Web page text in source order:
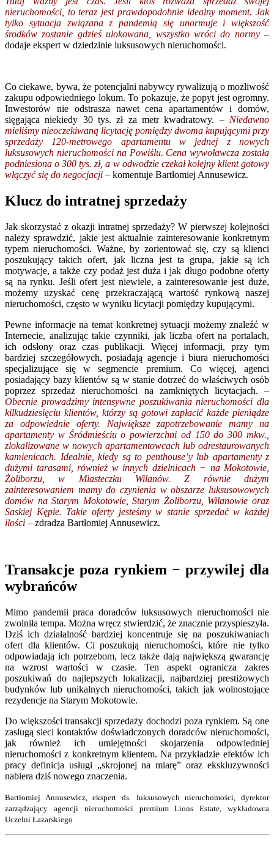
nieruchomości, to teraz jest prawdopodobnie idealny moment. Jak
tylko sytuacja związana z pandemią się unormuje i większość
środków zostanie gdzieś ulokowana, wszystko wróci do normy –
dodaje ekspert w dziedzinie luksusowych nieruchomości.
Co ciekawe, bywa, że potencjalni nabywcy rywalizują o możliwość
zakupu odpowiedniego lokum. To pokazuje, że popyt jest ogromny.
Inwestorów nie odstrasza nawet cena apartamentów i domów,
sięgająca niekiedy 30 tys. zł za metr kwadratowy. –Niedawno
mieliśmy nieoczekiwaną licytację pomiędzy dwoma kupującymi przy
sprzedaży 120-metrowego apartamentu w jednej z nowych
luksusowych nieruchomości na Powiślu. Cena wywoławcza została
podniesiona o 300 tys. zł, a w odwodzie czekał kolejny klient gotowy
włączyć się do negocjacji – komentuje Bartłomiej Annusewicz.
Klucz do intratnej sprzedaży
Jak skorzystać z okazji intratnej sprzedaży? W pierwszej kolejności
należy sprawdzić, jakie jest aktualnie zainteresowanie konkretnym
typem nieruchomości. Ważne, by zorientować się, czy są klienci
poszukujący takich ofert, jak liczna jest ta grupa, jakie są ich
motywacje, a także czy podaż jest duża i jak długo podobne oferty
są na rynku. Jeśli ofert jest niewiele, a zainteresowanie jest duże,
możemy uzyskać cenę przekraczającą wartość rynkową naszej
nieruchomości, często w wyniku licytacji pomiędzy kupującymi.
Pewne informacje na temat konkretnej sytuacji możemy znaleźć w
Internecie, analizując takie czynniki, jak liczba ofert na portalach,
ich odsłony oraz czas publikacji. Więcej informacji, przy tym
bardziej szczegółowych, posiadają agencje i biura nieruchomości
specjalizujące się w segmencie premium. Co więcej, agenci
posiadający bazy klientów są w stanie dotrzeć do właściwych osób
poprzez sprzedaż nieruchomości na zamkniętych licytacjach. –
Obecnie prowadzimy intensywne poszukiwania nieruchomości dla
kilkudziesięciu klientów, którzy są gotowi zapłacić każde pieniądze
za odpowiednie oferty. Największe zapotrzebowanie mamy na
apartamenty w Śródmieściu o powierzchni od 150 do 300 mkw.,
zlokalizowane w nowych apartamentowcach lub odrestaurowanych
kamienicach. Idealnie, kiedy są to penthouse’y lub apartamenty z
dużymi tarasami, również w innych dzielnicach − na Mokotowie,
Żoliborzu, w Miasteczku Wilanów. Z równie dużym
zainteresowaniem mamy do czynienia w obszarze luksusowowych
domów na Starym Mokotowie, Starym Żoliborzu, Wilanowie oraz
Saskiej Kępie. Takie oferty jesteśmy w stanie sprzedać w każdej
ilości – zdradza Bartłomiej Annusewicz.
Transakcje poza rynkiem − przywilej dla
wybrańców
Mimo pandemii praca doradców luksusowych nieruchomości nie
zwolniła tempa. Można wręcz stwierdzić, że znacznie przyspieszyła.
Dziś ich działalność bardziej koncentruje się na poszukiwaniach
ofert dla klientów. Ci poszukują nieruchomości, które nie tylko
odpowiadają ich potrzebom, lecz także dają największą gwarancję
na wzrost wartości w czasie. Ten aspekt ogranicza zakres
poszukiwań do najlepszych lokalizacji, najbardziej prestiżowych
budynków lub unikalnych nieruchomości, takich jak wolnostojące
rezydencje na Starym Mokotowie.
Do większości transakcji sprzedaży dochodzi poza rynkiem. Są one
zasługą sieci kontaktów doświadczonych doradców nieruchomości,
jak również ich umiejętności skojarzenia odpowiedniej
nieruchomości z konkretnym klientem. Na przykładzie efektów ich
pracy definicja usługi „skrojonej na miarę” oraz ekskluzywności
nabiera dziś nowego znaczenia.
Bartłomiej Annusewicz, ekspert ds. luksusowych nieruchomości, dyrektor
zarządzający agencji nieruchomości premium Lions Estate, wykładowca
Uczelni Łazarskiego